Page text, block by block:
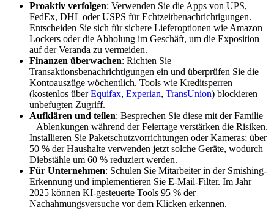
Proaktiv verfolgen: Verwenden Sie die Apps von UPS,
FedEx, DHL oder USPS für Echtzeitbenachrichtigungen.
Entscheiden Sie sich für sichere Lieferoptionen wie Amazon
Lockers oder die Abholung im Geschäft, um die Exposition
auf der Veranda zu vermeiden.
Finanzen überwachen: Richten Sie
Transaktionsbenachrichtigungen ein und überprüfen Sie die
Kontoauszüge wöchentlich. Tools wie Kreditsperren
(kostenlos überEquifax, Experian, TransUnion) blockieren
unbefugten Zugriff.
Aufklären und teilen: Besprechen Sie diese mit der Familie
– Ablenkungen während der Feiertage verstärken die Risiken.
Installieren Sie Paketschutzvorrichtungen oder Kameras; über
50 % der Haushalte verwenden jetzt solche Geräte, wodurch
Diebstähle um 60 % reduziert werden.
Für Unternehmen: Schulen Sie Mitarbeiter in der Smishing-
Erkennung und implementieren Sie E-Mail-Filter. Im Jahr
2025 können KI-gesteuerte Tools 95 % der
Nachahmungsversuche vor dem Klicken erkennen.